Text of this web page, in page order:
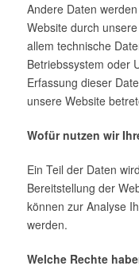
Andere Daten
Website durch
allem technische
Betriebssystem oder
Erfassung dieser
unsere Website
Wofür nutzen wir
Ein Teil der Daten
Bereitstellung der
können zur Analyse
werden.
Welche Rechte